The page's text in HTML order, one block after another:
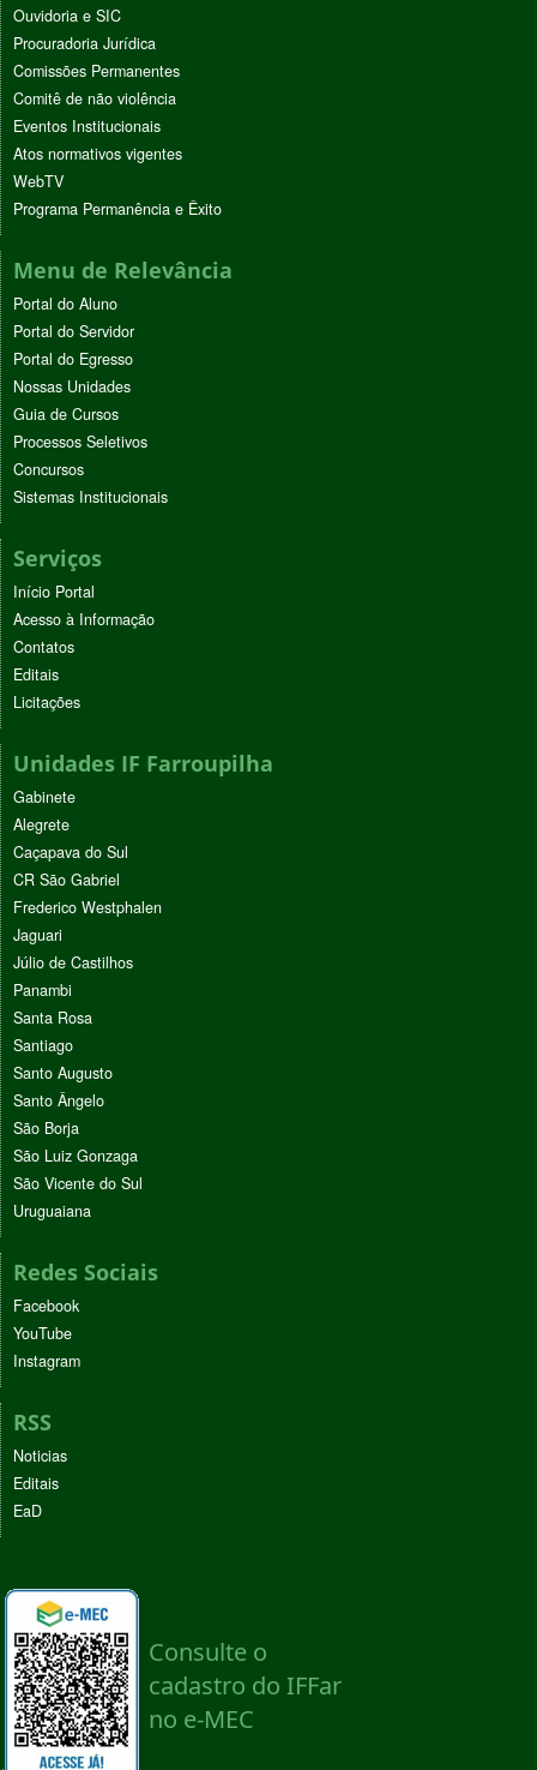
Ouvidoria e SIC
Procuradoria Jurídica
Comissões Permanentes
Comitê de não violência
Eventos Institucionais
Atos normativos vigentes
WebTV
Programa Permanência e Êxito
Menu de Relevância
Portal do Aluno
Portal do Servidor
Portal do Egresso
Nossas Unidades
Guia de Cursos
Processos Seletivos
Concursos
Sistemas Institucionais
Serviços
Início Portal
Acesso à Informação
Contatos
Editais
Licitações
Unidades IF Farroupilha
Gabinete
Alegrete
Caçapava do Sul
CR São Gabriel
Frederico Westphalen
Jaguari
Júlio de Castilhos
Panambi
Santa Rosa
Santiago
Santo Augusto
Santo Ângelo
São Borja
São Luiz Gonzaga
São Vicente do Sul
Uruguaiana
Redes Sociais
Facebook
YouTube
Instagram
RSS
Noticias
Editais
EaD